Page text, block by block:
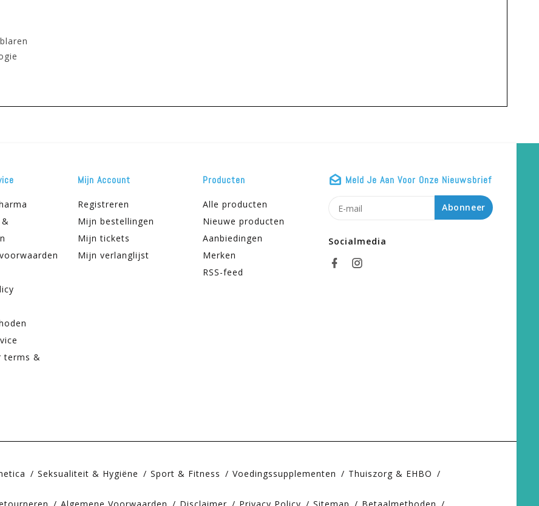
&
terms &
Mijn Account
Registreren
Mijn bestellingen
Mijn tickets
Mijn verlanglijst
Producten
Alle producten
Nieuwe producten
Aanbiedingen
Merken
RSS-feed
Meld Je Aan Voor Onze Nieuwsbrief
Abonneer
Socialmedia
Seksualiteit & Hygiëne Sport & Fitness Voedingssupplementen
Thuiszorg & EHBO